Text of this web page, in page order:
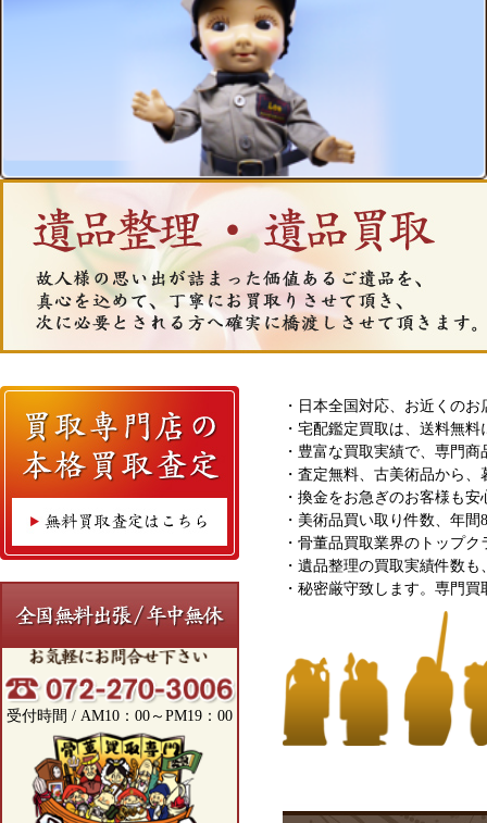
受付時間 / AM10：00～PM19：00
・日本全国対応、お近くの
・宅配鑑定買取は、送料無
・豊富な買取実績で、専門
・査定無料、古美術品から
・換金をお急ぎのお客様も
・美術品買い取り件数、年
・骨董品買取業界のトップ
・遺品整理の買取実績件数
・秘密厳守致します。専門